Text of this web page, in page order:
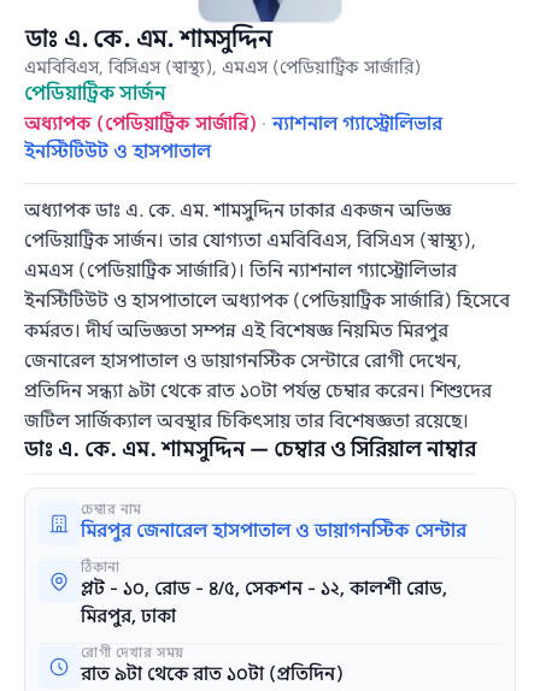
ডাঃ এ. কে. এম. শামসুদ্দিন
এমবিবিএস, বিসিএস (স্বাস্থ্য), এমএস (পেডিয়াট্রিক সার্জারি)
পেডিয়াট্রিক সার্জন
অধ্যাপক (পেডিয়াট্রিক সার্জারি) ·ন্যাশনাল গ্যাস্ট্রোলিভার
ইনস্টিটিউট ও হাসপাতাল
অধ্যাপক ডাঃ এ. কে. এম. শামসুদ্দিন ঢাকার একজন অভিজ্ঞ
পেডিয়াট্রিক সার্জন। তার যোগ্যতা এমবিবিএস, বিসিএস (স্বাস্থ্য),
এমএস (পেডিয়াট্রিক সার্জারি)। তিনি ন্যাশনাল গ্যাস্ট্রোলিভার
ইনস্টিটিউট ও হাসপাতালে অধ্যাপক (পেডিয়াট্রিক সার্জারি) হিসেবে
কর্মরত। দীর্ঘ অভিজ্ঞতা সম্পন্ন এই বিশেষজ্ঞ নিয়মিত মিরপুর
জেনারেল হাসপাতাল ও ডায়াগনস্টিক সেন্টারে রোগী দেখেন,
প্রতিদিন সন্ধ্যা ৯টা থেকে রাত ১০টা পর্যন্ত চেম্বার করেন। শিশুদের
জটিল সার্জিক্যাল অবস্থার চিকিৎসায় তার বিশেষজ্ঞতা রয়েছে।
ডাঃ এ. কে. এম. শামসুদ্দিন — চেম্বার ও সিরিয়াল নাম্বার
চেম্বার নাম
মিরপুর জেনারেল হাসপাতাল ও ডায়াগনস্টিক সেন্টার
ঠিকানা
প্লট - ১০, রোড - ৪/৫, সেকশন - ১২, কালশী রোড,
মিরপুর, ঢাকা
রোগী দেখার সময়
রাত ৯টা থেকে রাত ১০টা (প্রতিদিন)